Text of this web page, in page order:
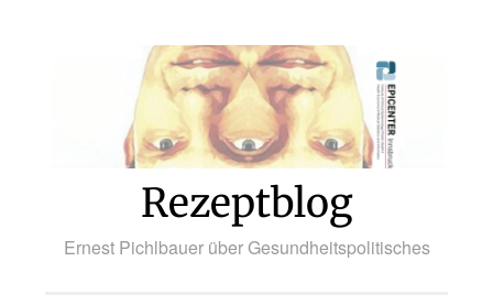
Rezeptblog
Ernest Pichlbauer über Gesundheitspolitisches